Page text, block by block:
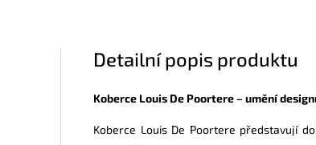
Detailní popis produktu
Koberce Louis De Poortere – umění
Koberce Louis De Poortere představují